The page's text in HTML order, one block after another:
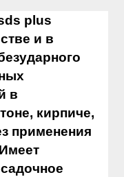
plus
и в
в
кирпиче,
применения